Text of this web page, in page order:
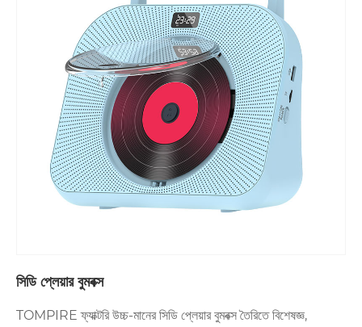
সিডি প্লেয়ার বুমবক্স
TOMPIRE ফ্যাক্টরি উচ্চ-মানের সিডি প্লেয়ার বুমবক্স তৈরিতে বিশেষজ্ঞ,